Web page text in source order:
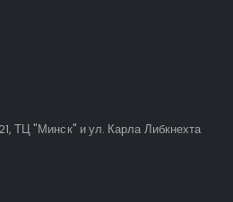
ТЦ "Минск" и ул. Карла Либкнехта